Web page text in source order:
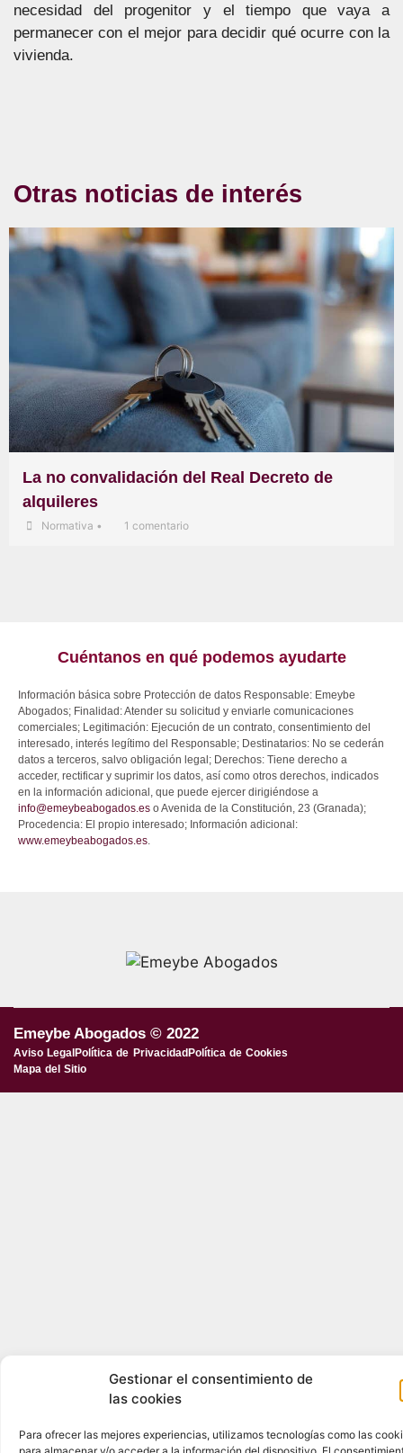
Gestionar el consentimiento de
las cookies
Para ofrecer las mejores experiencias, utilizamos tecnologías como las
necesidad del progenitor y el tiempo que vaya a
permanecer con el mejor para decidir qué ocurre con la
vivienda.
Otras noticias de interés
La no convalidación del Real Decreto de
alquileres
Normativa • 1 comentario
Cuéntanos en qué podemos ayudarte
Información básica sobre Protección de datos Responsable: Emeybe
Abogados; Finalidad: Atender su solicitud y enviarle comunicaciones
comerciales; Legitimación: Ejecución de un contrato, consentimiento del
interesado, interés legítimo del Responsable; Destinatarios: No se cederán
datos a terceros, salvo obligación legal; Derechos: Tiene derecho a
acceder, rectificar y suprimir los datos, así como otros derechos, indicados
en la información adicional, que puede ejercer dirigiéndose a
info@emeybeabogados.es o Avenida de la Constitución, 23 (Granada);
Procedencia: El propio interesado; Información adicional:
www.emeybeabogados.es.
Emeybe Abogados © 2022
Aviso LegalPolítica de PrivacidadPolítica de Cookies
Mapa del Sitio